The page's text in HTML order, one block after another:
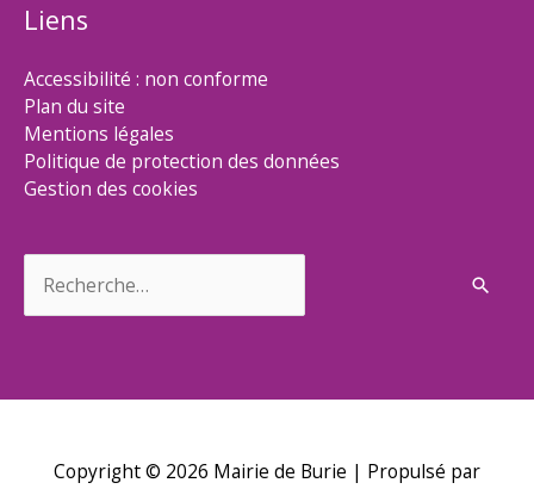
Liens
Accessibilité : non conforme
Plan du site
Mentions légales
Politique de protection des données
Gestion des cookies
Copyright © 2026 Mairie de Burie | Propulsé par